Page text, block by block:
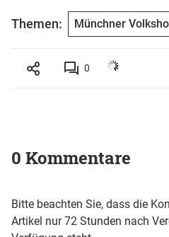
Themen: Münchner
0
0 Kommentare
Bitte beachten Sie, dass die
Artikel nur 72 Stunden nach